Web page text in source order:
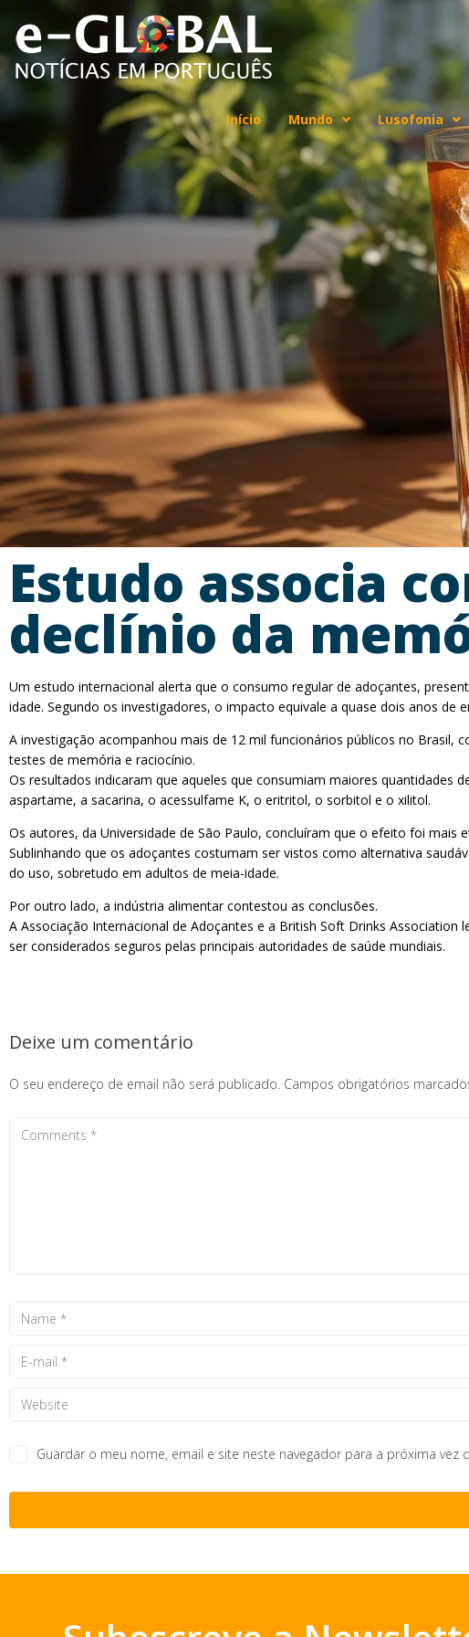
Início Mundo Lusofonia
Estudo associa
declínio da
Um estudo internacional alerta que o consumo regular de adoçantes,
idade. Segundo os investigadores, o impacto equivale a quase dois anos de
A investigação acompanhou mais de 12 mil funcionários públicos no Brasil,
testes de memória e raciocínio.
Os resultados indicaram que aqueles que consumiam maiores quantidades
aspartame, a sacarina, o acessulfame K, o eritritol, o sorbitol e o xilitol.
Os autores, da Universidade de São Paulo, concluíram que o efeito foi mais
Sublinhando que os adoçantes costumam ser vistos como alternativa
do uso, sobretudo em adultos de meia-idade.
Por outro lado, a indústria alimentar contestou as conclusões.
A Associação Internacional de Adoçantes e a British Soft Drinks
ser considerados seguros pelas principais autoridades de saúde mundiais.
Deixe um comentário
O seu endereço de email não será publicado. Campos obrigatórios
Guardar o meu nome, email e site neste navegador para a próxima vez